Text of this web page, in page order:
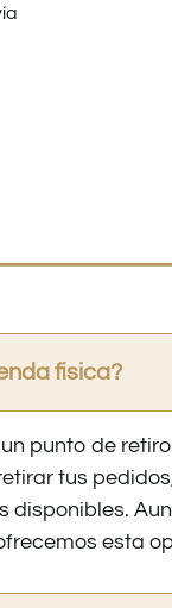
fisica?
punto de
tus
disponibles.
esta